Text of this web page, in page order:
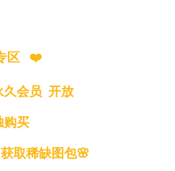
区 ❤️
久会员 开放
购买
取稀缺图包🌸